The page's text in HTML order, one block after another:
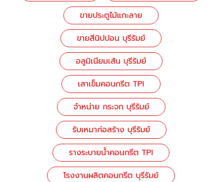
ขายประตูไม้แกะลาย
ขายสีนิปปอน บุรีรัมย์
อลูมิเนียมเส้น บุรีรัมย์
เสาเข็มคอนกรีต TPI
จำหน่าย กระจก บุรีรัมย์
รับเหมาก่อสร้าง บุรีรัมย์
รางระบายน้ำคอนกรีต TPI
โรงงานผลิตคอนกรีต บุรีรัมย์